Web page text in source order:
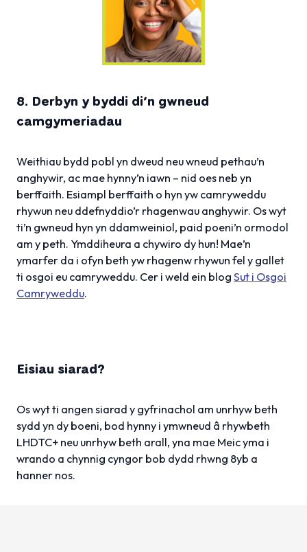
8. Derbyn y byddi di’n gwneud
camgymeriadau
Weithiau bydd pobl yn dweud neu wneud pethau’n
anghywir, ac mae hynny’n iawn – nid oes neb yn
berffaith. Esiampl berffaith o hyn yw camryweddu
rhywun neu ddefnyddio’r rhagenwau anghywir. Os wyt
ti’n gwneud hyn yn ddamweiniol, paid poeni’n ormodol
am y peth. Ymddiheura a chywiro dy hun! Mae’n
ymarfer da i ofyn beth yw rhagenw rhywun fel y gallet
ti osgoi eu camryweddu. Cer i weld ein blog Sut i Osgoi
Camryweddu.
Eisiau siarad?
Os wyt ti angen siarad y gyfrinachol am unrhyw beth
sydd yn dy boeni, bod hynny i ymwneud â rhywbeth
LHDTC+ neu unrhyw beth arall, yna mae Meic yma i
wrando a chynnig cyngor bob dydd rhwng 8yb a
hanner nos.